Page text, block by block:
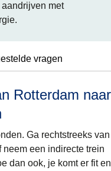
met
vragen
Rotterdam naar
Ga rechtstreeks van
neem een indirecte trein
dan ook, je komt er fit en